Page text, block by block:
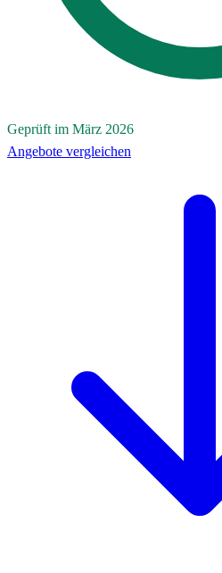
Geprüft im März 2026
Angebote vergleichen